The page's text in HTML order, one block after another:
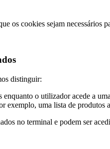
os cookies sejam
distinguir:
o utilizador acede a
exemplo, uma lista de produtos
no terminal e podem ser